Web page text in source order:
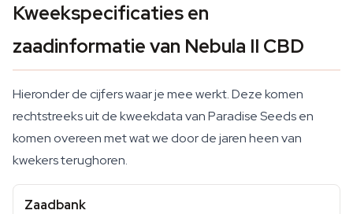
Kweekspecificaties en
zaadinformatie van Nebula II CBD
Hieronder de cijfers waar je mee werkt. Deze komen
rechtstreeks uit de kweekdata van Paradise Seeds en
komen overeen met wat we door de jaren heen van
kwekers terughoren.
Zaadbank